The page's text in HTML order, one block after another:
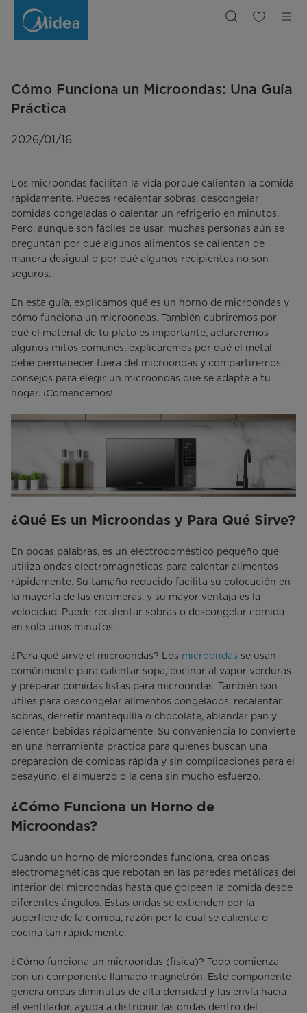
Funciona
Microondas:
Microondas
Cómo Funciona un Microondas: Una Guía
Práctica
2026/01/16
Los microondas facilitan la vida porque calientan la comida
rápidamente. Puedes recalentar sobras, descongelar
comidas congeladas o calentar un refrigerio en minutos.
Pero, aunque son fáciles de usar, muchas personas aún se
preguntan por qué algunos alimentos se calientan de
manera desigual o por qué algunos recipientes no son
seguros.
En esta guía, explicamos qué es un horno de microondas y
cómo funciona un microondas. También cubriremos por
qué el material de tu plato es importante, aclararemos
algunos mitos comunes, explicaremos por qué el metal
debe permanecer fuera del microondas y compartiremos
consejos para elegir un microondas que se adapte a tu
hogar. ¡Comencemos!
¿Qué Es un Microondas y Para Qué Sirve?
En pocas palabras, es un electrodoméstico pequeño que
utiliza ondas electromagnéticas para calentar alimentos
rápidamente. Su tamaño reducido facilita su colocación en
la mayoría de las encimeras, y su mayor ventaja es la
velocidad. Puede recalentar sobras o descongelar comida
en solo unos minutos.
¿Para qué sirve el microondas? Los microondas se usan
comúnmente para calentar sopa, cocinar al vapor verduras
y preparar comidas listas para microondas. También son
útiles para descongelar alimentos congelados, recalentar
sobras, derretir mantequilla o chocolate, ablandar pan y
calentar bebidas rápidamente. Su conveniencia lo convierte
en una herramienta práctica para quienes buscan una
preparación de comidas rápida y sin complicaciones para el
desayuno, el almuerzo o la cena sin mucho esfuerzo.
¿Cómo Funciona un Horno de
Microondas?
Cuando un horno de microondas funciona, crea ondas
electromagnéticas que rebotan en las paredes metálicas del
interior del microondas hasta que golpean la comida desde
diferentes ángulos. Estas ondas se extienden por la
superficie de la comida, razón por la cual se calienta o
cocina tan rápidamente.
¿Cómo funciona un microondas (física)? Todo comienza
con un componente llamado magnetrón. Este componente
genera ondas diminutas de alta densidad y las envía hacia
el ventilador, ayuda a distribuir las ondas dentro del